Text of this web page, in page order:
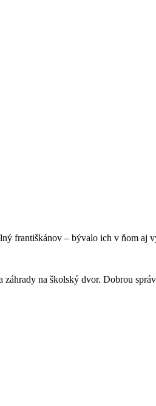
františkánov – bývalo ich v ňom aj
na školský dvor. Dobrou